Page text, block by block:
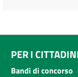
PER I
Bandi di concorso